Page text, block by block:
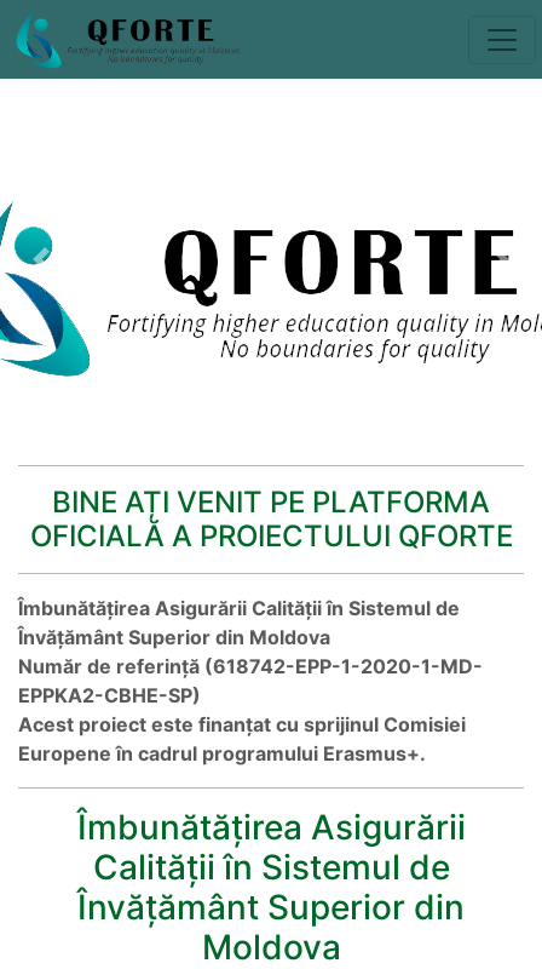
BINE AȚI VENIT PE PLATFORMA
OFICIALĂ A PROIECTULUI QFORTE
Îmbunătățirea Asigurării Calității în Sistemul de
Învățământ Superior din Moldova
Număr de referință (618742-EPP-1-2020-1-MD-
EPPKA2-CBHE-SP)
Acest proiect este finanțat cu sprijinul Comisiei
Europene în cadrul programului Erasmus+.
Îmbunătățirea Asigurării
Calității în Sistemul de
Învățământ Superior din
Moldova